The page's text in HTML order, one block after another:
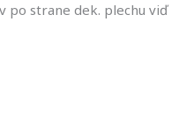
po strane dek. plechu viď